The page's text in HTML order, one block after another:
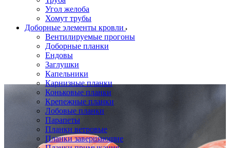
Угол желоба
Хомут трубы
Доборные элементы кровли
Вентилируемые прогоны
Доборные планки
Ендовы
Заглушки
Капельники
Карнизные планки
Коньковые планки
Крепежные планки
Лобовые планки
Парапеты
Планки ветровые
Планки завершающие